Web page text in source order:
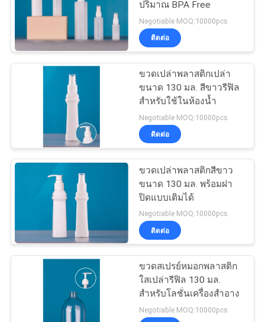
ขวดปั๊มแชมพู
ภาชนะบรรจุขวด
พลาสติก
ขวดปั๊ม HDPE
ปริมาณ BPA Free
Negotiable MOQ:10000pcs
ติดต่อ
ขวดเปล่าพลาสติกเปล่า
ขนาด 130 มล. สีขาวรีฟิล
สำหรับใช้ในห้องน้ำ
Negotiable MOQ:10000pcs
ติดต่อ
ขวดเปล่าพลาสติกสีขาว
ขนาด 130 มล. พร้อมฝา
ปิดแบบเติมได้
Negotiable MOQ:10000pcs
ติดต่อ
ขวดสเปรย์หมอกพลาสติก
ใสเปล่ารีฟิล 130 มล.
สำหรับโลชั่นเครื่องสำอาง
Negotiable MOQ:10000pcs